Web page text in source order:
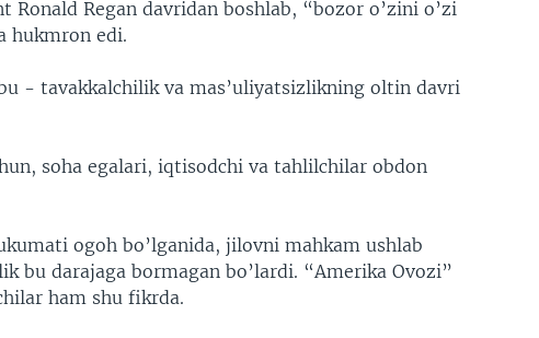
Regan davridan boshlab, “bozor o’zini o’zi
hukmron edi.
- tavakkalchilik va mas’uliyatsizlikning oltin davri
soha egalari, iqtisodchi va tahlilchilar obdon
ogoh bo’lganida, jilovni mahkam ushlab
bu darajaga bormagan bo’lardi. “Amerika Ovozi”
ham shu fikrda.